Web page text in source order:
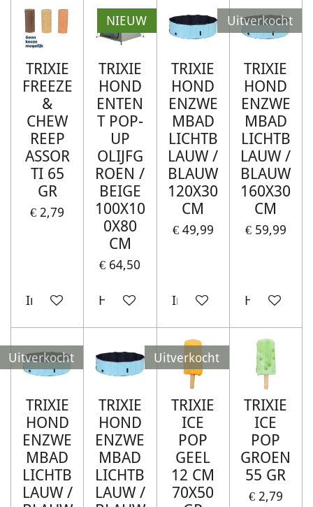
TRIXIE
FREEZE
&
CHEW
REEP
ASSOR
TI 65
GR
€ 2,79
In winkelwagen
NIEUW
TRIXIE
HOND
ENTEN
T POP-
UP
OLIJFG
ROEN /
BEIGE
100X10
0X80
CM
€ 64,50
Houd mij op de hoogte
TRIXIE
HOND
ENZWE
MBAD
LICHTB
LAUW /
BLAUW
120X30
CM
€ 49,99
In winkelwagen
Uitverkocht
TRIXIE
HOND
ENZWE
MBAD
LICHTB
LAUW /
BLAUW
160X30
CM
€ 59,99
Houd mij
Uitverkocht
TRIXIE
HOND
ENZWE
MBAD
LICHTB
LAUW /
TRIXIE
HOND
ENZWE
MBAD
LICHTB
LAUW /
Uitverkocht
TRIXIE
ICE
POP
GEEL
12 CM
70X50
TRIXIE
ICE
POP
GROEN
55 GR
€ 2,79